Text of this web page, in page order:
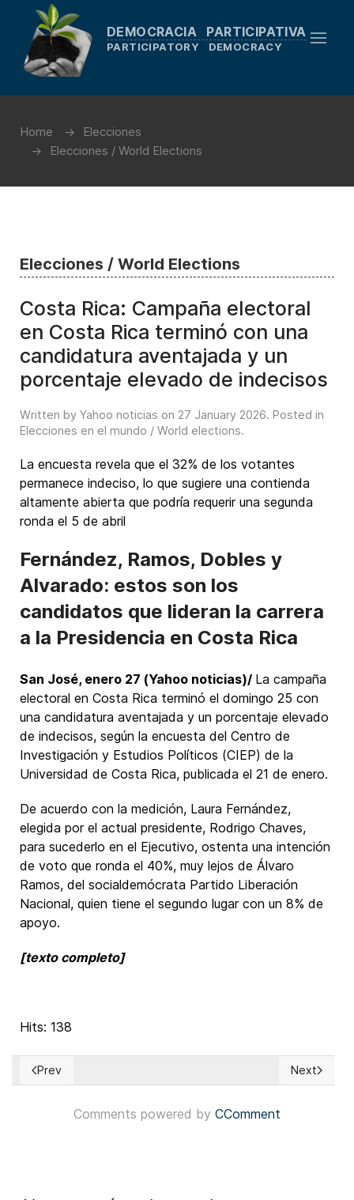
DEMOCRACIA PARTICIPATIVA
PARTICIPATORY DEMOCRACY
Home
Elecciones
Elecciones / World Elections
Elecciones / World Elections
Costa Rica: Campaña electoral
en Costa Rica terminó con una
candidatura aventajada y un
porcentaje elevado de indecisos
Written by Yahoo noticias on 27 January 2026. Posted in
Elecciones en el mundo / World elections.
La encuesta revela que el 32% de los votantes
permanece indeciso, lo que sugiere una contienda
altamente abierta que podría requerir una segunda
ronda el 5 de abril
Fernández, Ramos, Dobles y
Alvarado: estos son los
candidatos que lideran la carrera
a la Presidencia en Costa Rica
San José, enero 27 (Yahoo noticias)/ La campaña
electoral en Costa Rica terminó el domingo 25 con
una candidatura aventajada y un porcentaje elevado
de indecisos, según la encuesta del Centro de
Investigación y Estudios Políticos (CIEP) de la
Universidad de Costa Rica, publicada el 21 de enero.
De acuerdo con la medición, Laura Fernández,
elegida por el actual presidente, Rodrigo Chaves,
para sucederlo en el Ejecutivo, ostenta una intención
de voto que ronda el 40%, muy lejos de Álvaro
Ramos, del socialdemócrata Partido Liberación
Nacional, quien tiene el segundo lugar con un 8% de
apoyo.
[texto completo]
Hits: 138
Previous article: Honduras: Nasry Asfura asumió como
Prev Next
Next
Comments powered by CComment